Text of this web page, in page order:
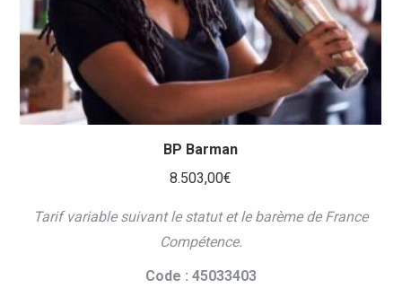
BP Barman
8.503,00€
Tarif variable suivant le statut et le barème de France
Compétence.
Code : 45033403